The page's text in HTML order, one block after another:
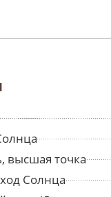
высшая точка
Солнца